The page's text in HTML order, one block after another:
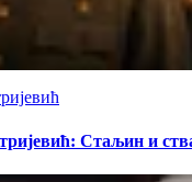
Стаљин и